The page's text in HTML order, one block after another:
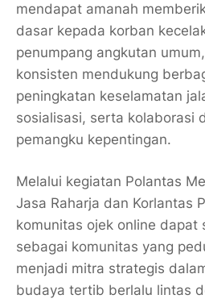
mendapat amanah
dasar kepada korban
penumpang angkutan
konsisten mendukung
peningkatan keselamatan
sosialisasi, serta kolaborasi
pemangku kepentingan.
Melalui kegiatan Polantas
Jasa Raharja dan Korlantas
komunitas ojek online dapat
sebagai komunitas yang
menjadi mitra strategis
budaya tertib berlalu lintas